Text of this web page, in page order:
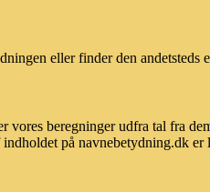
eller finder den andetsteds
beregninger udfra tal fra
på navnebetydning.dk er